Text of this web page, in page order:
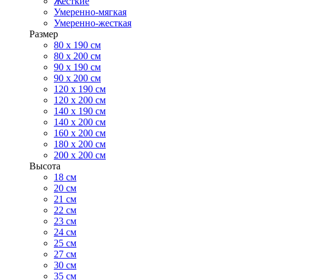
Умеренно-мягкая
Умеренно-жесткая
Размер
80 х 190 см
80 х 200 см
90 х 190 см
90 х 200 см
120 х 190 см
120 х 200 см
140 х 190 см
140 х 200 см
160 х 200 см
180 х 200 см
200 х 200 см
Высота
18 см
20 см
21 см
22 см
23 см
24 см
25 см
27 см
30 см
35 см